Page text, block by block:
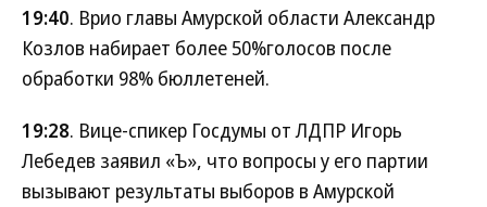
19:40. Врио главы Амурской области Александр
Козлов набирает более 50%голосов после
обработки 98% бюллетеней.
19:28. Вице-спикер Госдумы от ЛДПР Игорь
Лебедев заявил «Ъ», что вопросы у его партии
вызывают результаты выборов в Амурской